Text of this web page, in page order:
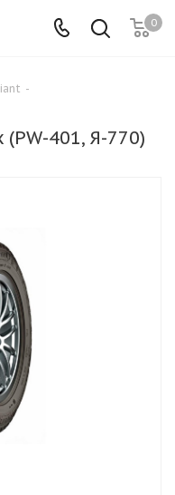
0
-
401, Я-770)